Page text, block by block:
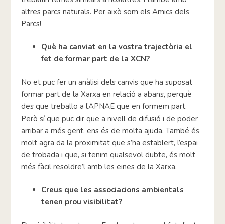
altres parcs naturals. Per això som els Amics dels
Parcs!
Què ha canviat en la vostra trajectòria el
fet de formar part de la XCN?
No et puc fer un anàlisi dels canvis que ha suposat
formar part de la Xarxa en relació a abans, perquè
des que treballo a l’APNAE que en formem part.
Però sí que puc dir que a nivell de difusió i de poder
arribar a més gent, ens és de molta ajuda. També és
molt agraïda la proximitat que s’ha establert, l’espai
de trobada i que, si tenim qualsevol dubte, és molt
més fàcil resoldre’l amb les eines de la Xarxa.
Creus que les associacions ambientals
tenen prou visibilitat?